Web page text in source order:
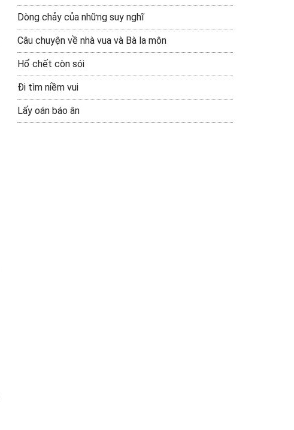
Dòng chảy của những suy nghĩ
Câu chuyện về nhà vua và Bà la môn
Hổ chết còn sói
Đi tìm niềm vui
Lấy oán báo ân